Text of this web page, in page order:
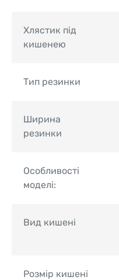
Хлястик під
кишенею
Тип резинки
Ширина
резинки
Особливості
моделі:
Вид кишені
Розмір кишені